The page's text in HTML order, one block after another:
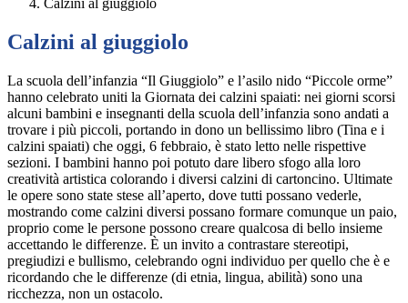
Calzini al giuggiolo
Calzini al giuggiolo
La scuola dell’infanzia “Il Giuggiolo” e l’asilo nido “Piccole orme”
hanno celebrato uniti la Giornata dei calzini spaiati: nei giorni scorsi
alcuni bambini e insegnanti della scuola dell’infanzia sono andati a
trovare i più piccoli, portando in dono un bellissimo libro (Tina e i
calzini spaiati) che oggi, 6 febbraio, è stato letto nelle rispettive
sezioni. I bambini hanno poi potuto dare libero sfogo alla loro
creatività artistica colorando i diversi calzini di cartoncino. Ultimate
le opere sono state stese all’aperto, dove tutti possano vederle,
mostrando come calzini diversi possano formare comunque un paio,
proprio come le persone possono creare qualcosa di bello insieme
accettando le differenze. È un invito a contrastare stereotipi,
pregiudizi e bullismo, celebrando ogni individuo per quello che è e
ricordando che le differenze (di etnia, lingua, abilità) sono una
ricchezza, non un ostacolo.